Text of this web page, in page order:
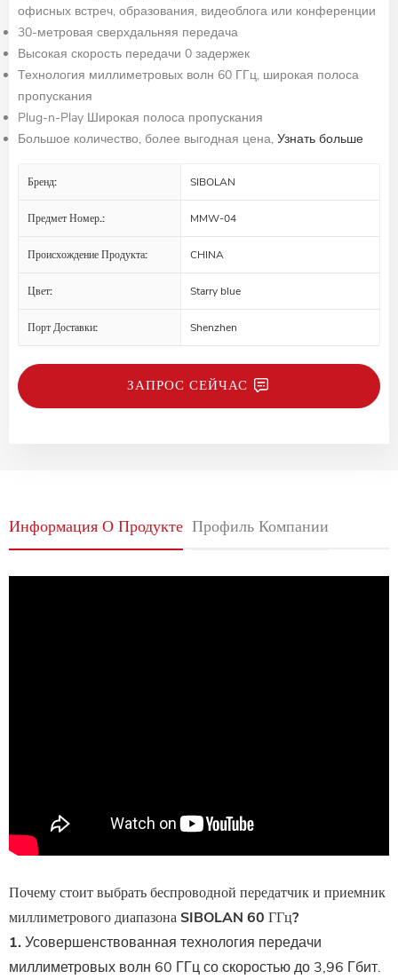
офисных встреч, образования, видеоблога или конференции
30-метровая сверхдальняя передача
Высокая скорость передачи 0 задержек
Технология миллиметровых волн 60 ГГц, широкая полоса
пропускания
Plug-n-Play Широкая полоса пропускания
Большое количество, более выгодная цена, Узнать больше
Бренд: SIBOLAN
Предмет Номер.: MMW-04
Происхождение Продукта: CHINA
Цвет: Starry blue
Порт Доставки: Shenzhen
ЗАПРОС СЕЙЧАС
Информация О Продукте Профиль Компании
Почему стоит выбрать беспроводной передатчик и приемник
миллиметрового диапазона SIBOLAN 60 ГГц?
1. Усовершенствованная технология передачи
миллиметровых волн 60 ГГц со скоростью до 3,96 Гбит.